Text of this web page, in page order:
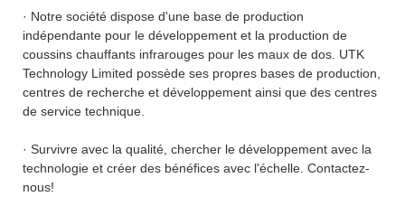
· Notre société dispose d'une base de production
indépendante pour le développement et la production de
coussins chauffants infrarouges pour les maux de dos. UTK
Technology Limited possède ses propres bases de production,
centres de recherche et développement ainsi que des centres
de service technique.
· Survivre avec la qualité, chercher le développement avec la
technologie et créer des bénéfices avec l'échelle. Contactez-
nous!